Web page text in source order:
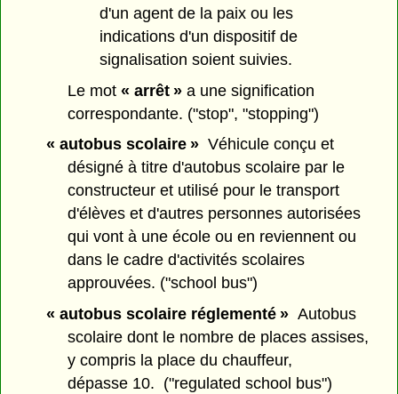
d'un agent de la paix ou les
indications d'un dispositif de
signalisation soient suivies.
Le mot« arrêt » a une signification
correspondante. ("stop", "stopping")
« autobus scolaire »Véhicule conçu et
désigné à titre d'autobus scolaire par le
constructeur et utilisé pour le transport
d'élèves et d'autres personnes autorisées
qui vont à une école ou en reviennent ou
dans le cadre d'activités scolaires
approuvées. ("school bus")
« autobus scolaire réglementé »Autobus
scolaire dont le nombre de places assises,
y compris la place du chauffeur,
dépasse 10. ("regulated school bus")